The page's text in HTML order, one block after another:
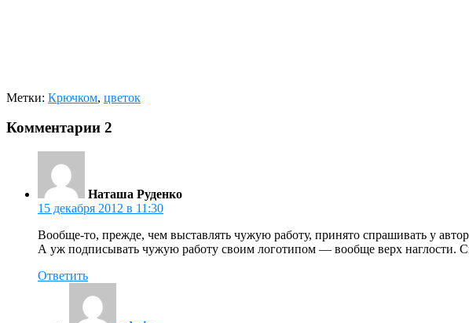
Метки: Крючком, цветок
Комментарии 2
Наташа Руденко
15 декабря 2012 в 11:30
Вообще-то, прежде, чем выставлять чужую работу, принято спрашивать у
А уж подписывать чужую работу своим логотипом — вообще верх наглости.
Ответить